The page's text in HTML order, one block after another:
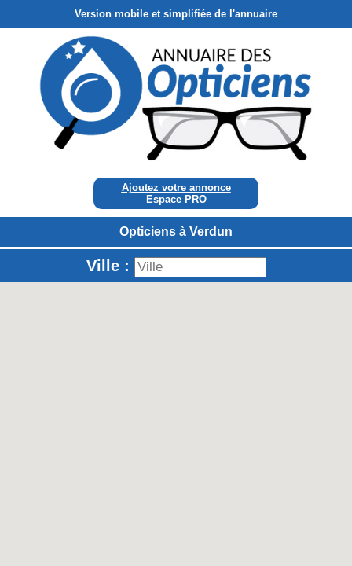
Version mobile et simplifiée de l'annuaire
Ajoutez votre annonce
Espace PRO
Opticiens à Verdun
Ville :